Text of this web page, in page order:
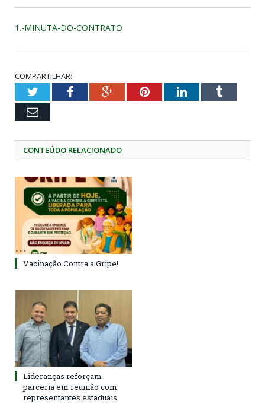
1.-MINUTA-DO-CONTRATO
COMPARTILHAR:
TwitterFacebookGoogle+PinterestLinkedInTumblr
Email
CONTEÚDO RELACIONADO
Vacinação Contra a Gripe!
Lideranças reforçam
parceria em reunião com
representantes estaduais